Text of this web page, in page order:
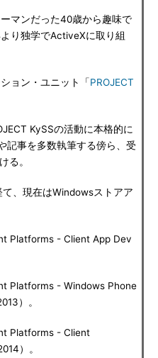
マンだった40歳から趣味で
り独学でActiveXに取り組
ョン・ユニット「PROJECT
KySSの活動に本格的に
記事を多数執筆する傍ら、受
る。
、現在はWindowsストアア
Platforms - Client App Dev
Platforms - Windows Phone
）。
Platforms - Client
）。